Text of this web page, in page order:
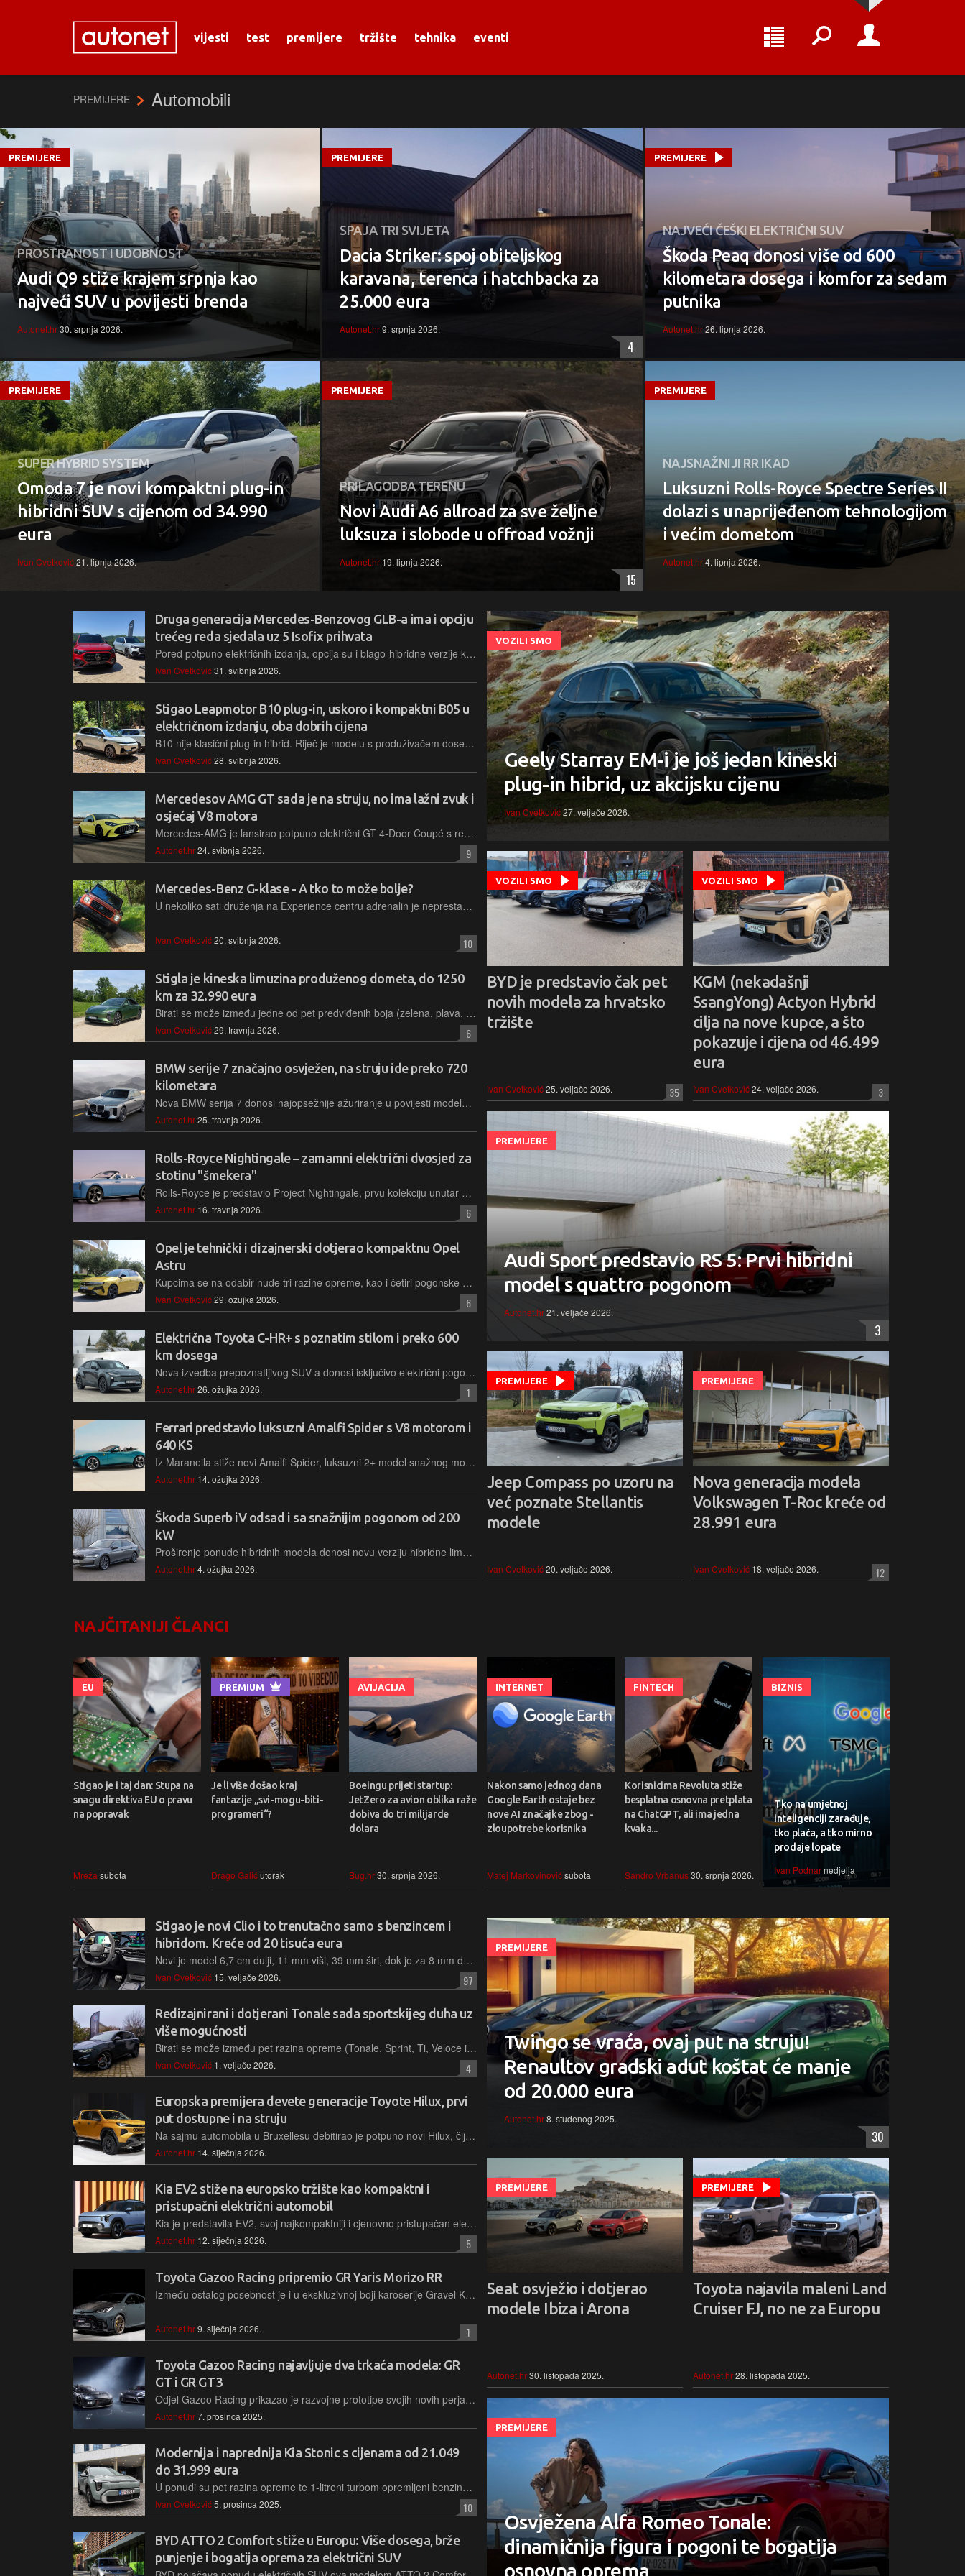
vijesti test premijere tržište tehnika eventi
PREMIJERE Automobili
PREMIJERE
PROSTRANOST I UDOBNOST
Audi Q9 stiže krajem srpnja kao
najveći SUV u povijesti brenda
Autonet.hr30. srpnja 2026.
PREMIJERE
SPAJA TRI SVIJETA
Dacia Striker: spoj obiteljskog
karavana, terenca i hatchbacka za
25.000 eura
Autonet.hr9. srpnja 2026.
4
PREMIJERE
NAJVEĆI ČEŠKI ELEKTRIČNI SUV
Škoda Peaq donosi više od 600
kilometara dosega i komfor za sedam
putnika
Autonet.hr26. lipnja 2026.
PREMIJERE
SUPER HYBRID SYSTEM
Omoda 7 je novi kompaktni plug-in
hibridni SUV s cijenom od 34.990
eura
Ivan Cvetković21. lipnja 2026.
PREMIJERE
PRILAGODBA TERENU
Novi Audi A6 allroad za sve željne
luksuza i slobode u offroad vožnji
Autonet.hr 19. lipnja 2026.
15
PREMIJERE
NAJSNAŽNIJI RR IKAD
Luksuzni Rolls-Royce Spectre Series II
dolazi s unaprijeđenom tehnologijom
i većim dometom
Autonet.hr4. lipnja 2026.
Druga generacija Mercedes-Benzovog GLB-a ima i opciju
trećeg reda sjedala uz 5 Isofix prihvata
Pored potpuno električnih izdanja, opcija su i blago-hibridne verzije koje u većini gradske vožnje rade samo na struju
Ivan Cvetković31. svibnja 2026.
Stigao Leapmotor B10 plug-in, uskoro i kompaktni B05 u
električnom izdanju, oba dobrih cijena
B10 nije klasični plug-in hibrid. Riječ je modelu s produživačem dosega, odnosno takozvanom Range Extended Electric Vehicle konceptu
Ivan Cvetković28. svibnja 2026.
Mercedesov AMG GT sada je na struju, no ima lažni zvuk i
osjećaj V8 motora
Mercedes-AMG je lansirao potpuno električni GT 4-Door Coupé s revolucionarnim motorima, snagom do 1.169 konjskih snaga i sustavima koji simuliraju vožnju V8 sportskog automobila
Autonet.hr24. svibnja 2026. 9
Mercedes-Benz G-klase - A tko to može bolje?
U nekoliko sati druženja na Experience centru adrenalin je neprestano rastao, a osmijeh s lica nije silazio. Dojmljiv je bio i posjet Magna Steyr proizvodnim pogonima gdje se ručno sastavlja svaki primjerak odabran prema želji ponosnog kupca
Ivan Cvetković20. svibnja 2026. 10
Stigla je kineska limuzina produženog dometa, do 1250
km za 32.990 eura
Birati se može između jedne od pet predviđenih boja (zelena, plava, crvena, crna i bijela) te svijetlog ili tamnog uređenja putničke kabine
Ivan Cvetković29. travnja 2026. 6
BMW serije 7 značajno osvježen, na struju ide preko 720
kilometara
Nova BMW serija 7 donosi najopsežnije ažuriranje u povijesti modela, uvodi tehnologiju i dizajn serije "Neue Klasse", napredni digitalni sustav i velik električni domet zahvaljujući Rimčevim baterijama
Autonet.hr25. travnja 2026.
Rolls-Royce Nightingale – zamamni električni dvosjed za
stotinu "šmekera"
Rolls-Royce je predstavio Project Nightingale, prvu kolekciju unutar novog programa Coachbuild, koja kroz 100 ručno izrađenih električnih automobila oživljava duh eksperimentalnih modela iz 1920-ih
Autonet.hr 16. travnja 2026. 6
Opel je tehnički i dizajnerski dotjerao kompaktnu Opel
Astru
Kupcima se na odabir nude tri razine opreme, kao i četiri pogonske opcije. Pored dizela tu je hibrid, plug-in hibrid te električno izdanje koje ima doseg do 454 kilometra
Ivan Cvetković29. ožujka 2026. 6
Električna Toyota C-HR+ s poznatim stilom i preko 600
km dosega
Nova izvedba prepoznatljivog SUV-a donosi isključivo električni pogon, doseg do 607 km, čime japanski proizvođač dodatno osnažuje svoj put prema potpunoj karbonskoj neutralnosti
Autonet.hr26. ožujka 2026. 1
Ferrari predstavio luksuzni Amalfi Spider s V8 motorom i
640 KS
Iz Maranella stiže novi Amalfi Spider, luksuzni 2+ model snažnog motora koji spaja vrhunske performanse, naprednu aerodinamiku i praktičnost mekog krova za svakodnevnu upotrebu
Autonet.hr 14. ožujka 2026.
Škoda Superb iV odsad i sa snažnijim pogonom od 200
kW
Proširenje ponude hibridnih modela donosi novu verziju hibridne limuzine Superb iV koja postaje najsnažniji model s motorom s unutarnjim izgaranjem u trenutnoj gami češkog proizvođača
Autonet.hr4. ožujka 2026.
VOZILI SMO
Geely Starray EM-i je još jedan kineski
plug-in hibrid, uz akcijsku cijenu
Ivan Cvetković27. veljače 2026.
VOZILI SMO
BYD je predstavio čak pet
novih modela za hrvatsko
tržište
Ivan Cvetković25. veljače 2026. 35
VOZILI SMO
KGM (nekadašnji
SsangYong) Actyon Hybrid
cilja na nove kupce, a što
pokazuje i cijena od 46.499
eura
Ivan Cvetković24. veljače 2026. 3
PREMIJERE
Audi Sport predstavio RS 5: Prvi hibridni
model s quattro pogonom
Autonet.hr21. veljače 2026.
3
PREMIJERE
Jeep Compass po uzoru na
već poznate Stellantis
modele
Ivan Cvetković20. veljače 2026.
PREMIJERE
Nova generacija modela
Volkswagen T-Roc kreće od
28.991 eura
Ivan Cvetković 18. veljače 2026. 12
NAJČITANIJI ČLANCI
EU
Stigao je i taj dan: Stupa na
snagu direktiva EU o pravu
na popravak
Mreža subota
PREMIUM
Je li više došao kraj
fantazije „svi-mogu-biti-
programeri“?
Drago Galićutorak
AVIJACIJA
Boeingu prijeti startup:
JetZero za avion oblika raže
dobiva do tri milijarde
dolara
Bug.hr30. srpnja 2026.
INTERNET
Nakon samo jednog dana
Google Earth ostaje bez
nove AI značajke zbog -
zloupotrebe korisnika
Matej Markovinovićsubota
FINTECH
Korisnicima Revoluta stiže
besplatna osnovna pretplata
na ChatGPT, ali ima jedna
kvaka...
Sandro Vrbanus30. srpnja 2026.
BIZNIS
Tko na umjetnoj
inteligenciji zarađuje,
tko plaća, a tko mirno
prodaje lopate
Ivan Podnarnedjelja
Stigao je novi Clio i to trenutačno samo s benzincem i
hibridom. Kreće od 20 tisuća eura
Novi je model 6,7 cm dulji, 11 mm viši, 39 mm širi, dok je za 8 mm duži i međuosovinski razmak. Narastao je i prtljažni prostor na 391 litru obujma
Ivan Cvetković 15. veljače 2026. 97
Redizajnirani i dotjerani Tonale sada sportskijeg duha uz
više mogućnosti
Birati se može između pet razina opreme (Tonale, Sprint, Ti, Veloce i Sport Speciale), kao i jednog dizelaša, 1,5-litrenog benzinskog mildhibrid od 175 KS te 1,3-litrenog benzinca u plug-in varijanti
Ivan Cvetković 1. veljače 2026. 4
Europska premijera devete generacije Toyote Hilux, prvi
put dostupne i na struju
Na sajmu automobila u Bruxellesu debitirao je potpuno novi Hilux, čija već deveta generacija uz poznatu robusnost donosi hibridne i potpuno električne pogonske sustave prilagođene europskom tržištu
Autonet.hr 14. siječnja 2026.
Kia EV2 stiže na europsko tržište kao kompaktni i
pristupačni električni automobil
Kia je predstavila EV2, svoj najkompaktniji i cjenovno pristupačan električni automobil namijenjen europskom tržištu, s početkom proizvodnje zakazanim za 2026. godinu i procijenjenom cijenom manjom od 30.000 eura
Autonet.hr 12. siječnja 2026. 5
Toyota Gazoo Racing pripremio GR Yaris Morizo RR
Između ostalog posebnost je i u ekskluzivnoj boji karoserije Gravel Khaki, a pripremit će se po 100 primjeraka za Europu i Japan
Autonet.hr9. siječnja 2026. 1
Toyota Gazoo Racing najavljuje dva trkaća modela: GR
GT i GR GT3
Odjel Gazoo Racing prikazao je razvojne prototipe svojih novih perjanica – cestovnog GR GT-a i trkaćeg modela GR GT3, koji donose V8 motor, aluminijsku šasiju i naprednu aerodinamiku
Autonet.hr7. prosinca 2025.
Modernija i naprednija Kia Stonic s cijenama od 21.049
do 31.999 eura
U ponudi su pet razina opreme te 1-litreni turbom opremljeni benzinca od 100 KS, a koji može biti i u blagohibridnom izdanju kad ima 115 KS
Ivan Cvetković5. prosinca 2025. 10
BYD ATTO 2 Comfort stiže u Europu: Više dosega, brže
punjenje i bogatija oprema za električni SUV
PREMIJERE
Twingo se vraća, ovaj put na struju!
Renaultov gradski adut koštat će manje
od 20.000 eura
Autonet.hr8. studenog 2025.
30
PREMIJERE
Seat osvježio i dotjerao
modele Ibiza i Arona
Autonet.hr30. listopada 2025.
PREMIJERE
Toyota najavila maleni Land
Cruiser FJ, no ne za Europu
Autonet.hr28. listopada 2025.
PREMIJERE
Osvježena Alfa Romeo Tonale:
dinamičnija figura i pogoni te bogatija
osnovna oprema